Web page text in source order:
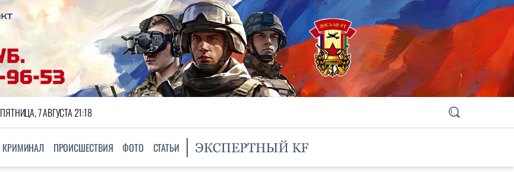
ПЯТНИЦА, 7 АВГУСТА 21:18
КРИМИНАЛ ПРОИСШЕСТВИЯ ФОТО СТАТЬИ